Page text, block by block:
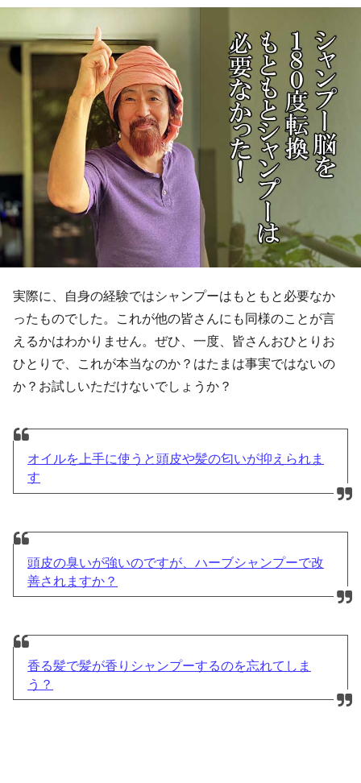
実際に、自身の経験ではシャンプーはもともと必要なか
ったものでした。これが他の皆さんにも同様のことが言
えるかはわかりません。ぜひ、一度、皆さんおひとりお
ひとりで、これが本当なのか？はたまは事実ではないの
か？お試しいただけないでしょうか？
オイルを上手に使うと頭皮や髪の匂いが抑えられま
す
頭皮の臭いが強いのですが、ハーブシャンプーで改
善されますか？
香る髪で髪が香りシャンプーするのを忘れてしま
う？